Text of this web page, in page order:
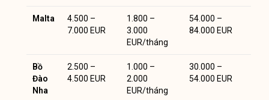
Malta
4.500 –
7.000 EUR
1.800 –
3.000
EUR/tháng
54.000 –
84.000 EUR
Bồ
Đào
Nha
2.500 –
4.500 EUR
1.000 –
2.000
EUR/tháng
30.000 –
54.000 EUR